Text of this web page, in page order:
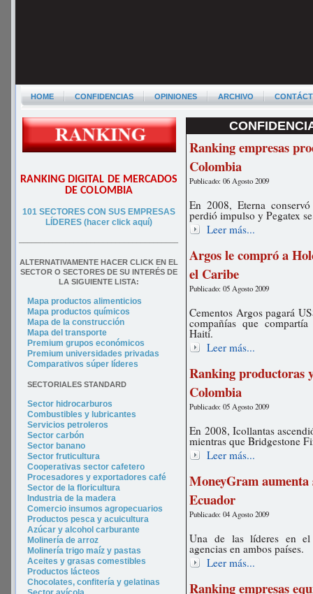
HOME CONFIDENCIAS OPINIONES ARCHIVO
RANKING DIGITAL DE MERCADOS
DE COLOMBIA
101 SECTORES CON SUS EMPRESAS
LÍDERES (hacer click aquí)
––––––––––––––––––––––––––––––––––––––
ALTERNATIVAMENTE HACER CLICK EN EL
SECTOR O SECTORES DE SU INTERÉS DE
LA SIGUIENTE LISTA:
Mapa productos alimenticios
Mapa productos químicos
Mapa de la construcción
Mapa del transporte
Premium grupos económicos
Premium universidades privadas
Comparativos súper líderes
SECTORIALES STANDARD
Sector hidrocarburos
Combustibles y lubricantes
Servicios petroleros
Sector carbón
Sector banano
Sector fruticultura
Cooperativas sector cafetero
Procesadores y exportadores café
Sector de la floricultura
Industria de la madera
Comercio insumos agropecuarios
Productos pesca y acuicultura
Azúcar y alcohol carburante
Molinería de arroz
Molinería trigo maíz y pastas
Aceites y grasas comestibles
Productos lácteos
Chocolates, confitería y gelatinas
Ranking empresas
Colombia
Publicado: 06 Agosto 2009
En 2008, Eterna
perdió impulso y Pegatex
Leer más...
Argos le compró a
el Caribe
Publicado: 05 Agosto 2009
Cementos Argos pagará
compañías que
Haití.
Leer más...
Ranking productoras
Colombia
Publicado: 05 Agosto 2009
En 2008, Icollantas
mientras que Bridgestone
Leer más...
MoneyGram
Ecuador
Publicado: 04 Agosto 2009
Una de las líderes en el
agencias en ambos países.
Leer más...
Ranking empresas